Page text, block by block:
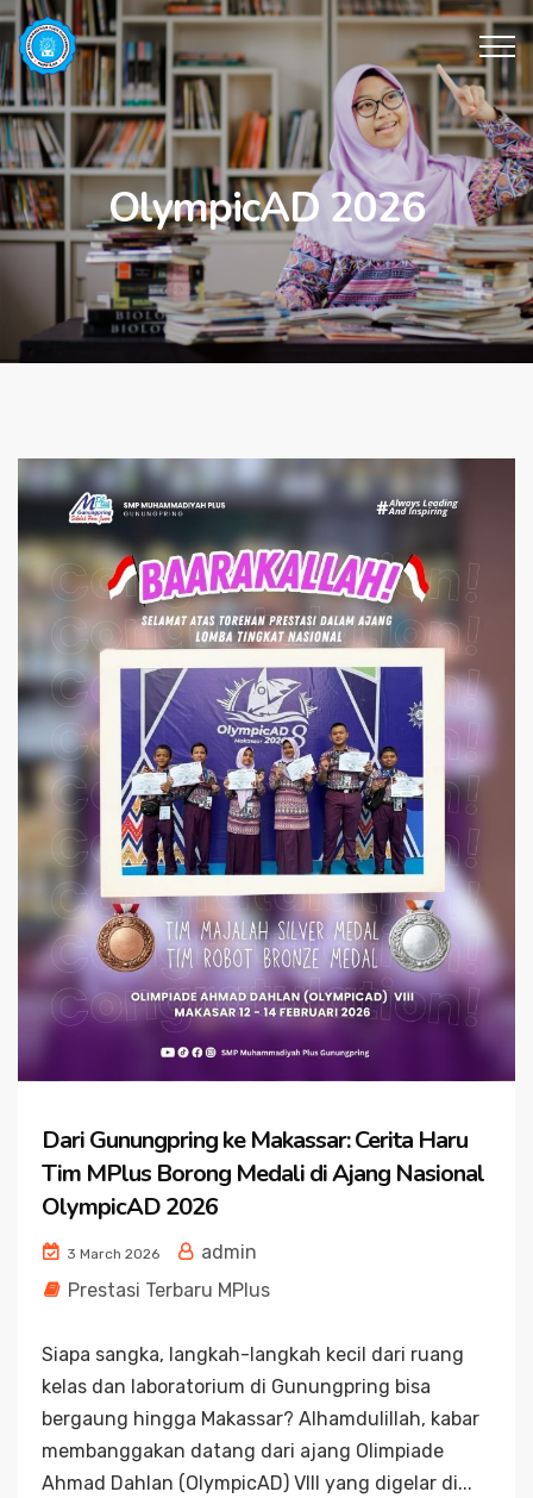
OlympicAD 2026
Dari Gunungpring ke Makassar: Cerita Haru
Tim MPlus Borong Medali di Ajang Nasional
OlympicAD 2026
3 March 2026
admin
Prestasi Terbaru MPlus
Siapa sangka, langkah-langkah kecil dari ruang
kelas dan laboratorium di Gunungpring bisa
bergaung hingga Makassar? Alhamdulillah, kabar
membanggakan datang dari ajang Olimpiade
Ahmad Dahlan (OlympicAD) VIII yang digelar di...